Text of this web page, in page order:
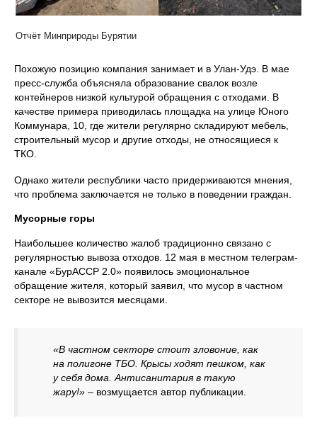
Отчёт Минприроды Бурятии
Похожую позицию компания занимает и в Улан-Удэ. В мае
пресс-служба объясняла образование свалок возле
контейнеров низкой культурой обращения с отходами. В
качестве примера приводилась площадка на улице Юного
Коммунара, 10, где жители регулярно складируют мебель,
строительный мусор и другие отходы, не относящиеся к
ТКО.
Однако жители республики часто придерживаются мнения,
что проблема заключается не только в поведении граждан.
Мусорные горы
Наибольшее количество жалоб традиционно связано с
регулярностью вывоза отходов. 12 мая в местном телеграм-
канале «БурАССР 2.0» появилось эмоциональное
обращение жителя, который заявил, что мусор в частном
секторе не вывозится месяцами.
«В частном секторе стоит зловоние, как
на полигоне ТБО. Крысы ходят пешком, как
у себя дома. Антисанитария в такую
жару!» – возмущается автор публикации.